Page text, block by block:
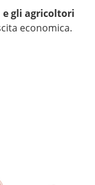
e gli agricoltori
economica.